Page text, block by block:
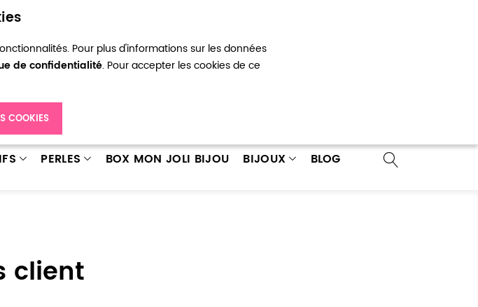
Pour plus d'informations sur les données
de confidentialité. Pour accepter les cookies de ce
COOKIES
Connexion Créer un compte
PERLES BOX MON JOLI BIJOU BIJOUX BLOG
client